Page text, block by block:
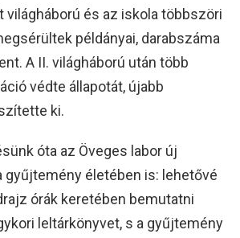
világháború és az iskola többszöri
példányai, darabszáma
A II. világháború után több
védte állapotát, újabb
ki.
óta az Öveges labor új
életében is: lehetővé
órák keretében bemutatni
leltárkönyvet, s a gyűjtemény